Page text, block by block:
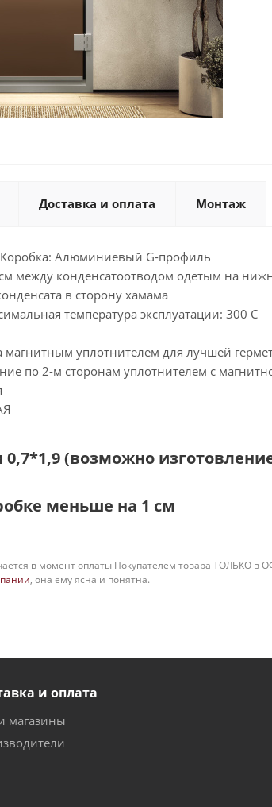
Доставка и оплата Монтаж
Алюминиевый G-профиль
между конденсатоотводом одетым на
в сторону хамама
температура эксплуатации: 300 С
уплотнителем для лучшей
по 2-м сторонам уплотнителем с
(возможно
меньше на 1 см
в момент оплаты Покупателем товара ТОЛЬКО в
, она ему ясна и понятна.
и оплата
магазины